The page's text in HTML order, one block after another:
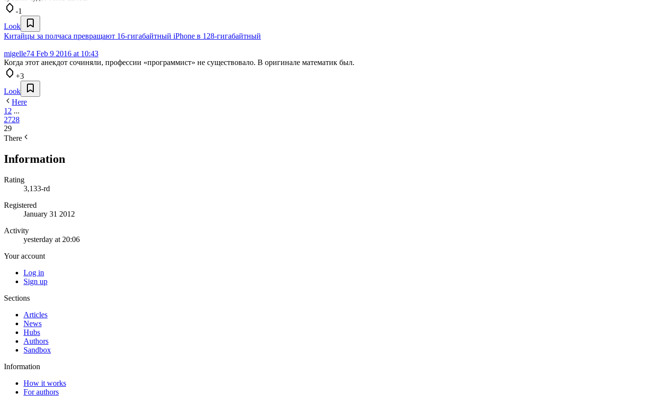
-1
Look
Китайцы за полчаса превращают 16-гигабайтный iPhone в 128-гигабайтный
migelle74 Feb 9 2016 at 10:43
Когда этот анекдот сочиняли, профессии «программист» не существовало. В оригинале математик был.
+3
Look
Here
1 2 ...
2728
29
There
Information
Rating
3,133-rd
Registered
January 31 2012
Activity
yesterday at 20:06
Your account
Log in
Sign up
Sections
Articles
News
Hubs
Authors
Sandbox
Information
How it works
For authors